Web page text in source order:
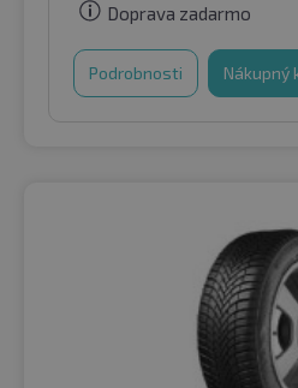
Doprava zadarmo
Podrobnosti Nákupný